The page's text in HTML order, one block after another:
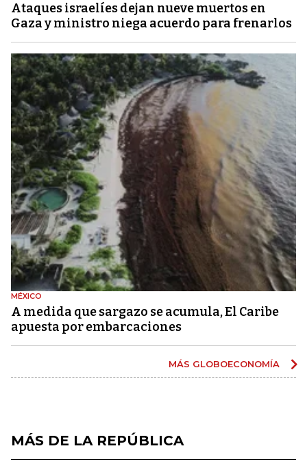
Ataques israelíes dejan nueve muertos en
Gaza y ministro niega acuerdo para frenarlos
MÉXICO
A medida que sargazo se acumula, El Caribe
apuesta por embarcaciones
MÁS GLOBOECONOMÍA
MÁS DE LA REPÚBLICA